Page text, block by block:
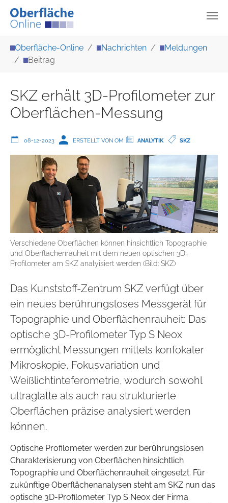
Oberfläche-Online Nachrichten
Meldungen
Beitrag
SKZ erhält 3D-Profilometer zur
Oberflächen-Messung
08-12-2023 ERSTELLT VON OM ANALYTIK SKZ
Verschiedene Oberflächen können hinsichtlich Topographie
und Oberflächenrauheit mit dem neuen optischen 3D-
Profilometer am SKZ analyisiert werden (Bild: SKZ)
Das Kunststoff-Zentrum SKZ verfügt über
ein neues berührungsloses Messgerät für
Topographie und Oberflächenrauheit: Das
optische 3D-Profilometer Typ S Neox
ermöglicht Messungen mittels konfokaler
Mikroskopie, Fokusvariation und
Weißlichtinteferometrie, wodurch sowohl
ultraglatte als auch rau strukturierte
Oberflächen präzise analysiert werden
können.
Optische Profilometer werden zur berührungslosen
Charakterisierung von Oberflächen hinsichtlich
Topographie und Oberflächenrauheit eingesetzt. Für
zukünftige Oberflächenanalysen steht am SKZ nun das
optische 3D-Profilometer Typ S Neox der Firma